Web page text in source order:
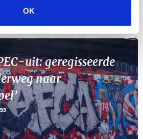
OK
uit: geregisseerde
naar